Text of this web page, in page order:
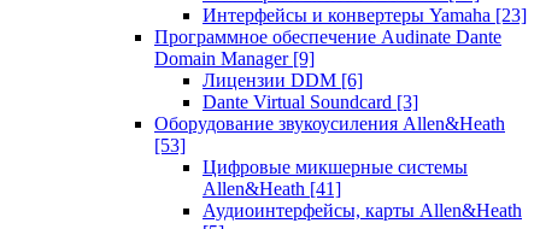
Интерфейсы и конвертеры Yamaha [23]
Программное обеспечение Audinate Dante
Domain Manager [9]
Лицензии DDM [6]
Dante Virtual Soundcard [3]
Оборудование звукоусиления Allen&Heath
[53]
Цифровые микшерные системы
Allen&Heath [41]
Аудиоинтерфейсы, карты Allen&Heath